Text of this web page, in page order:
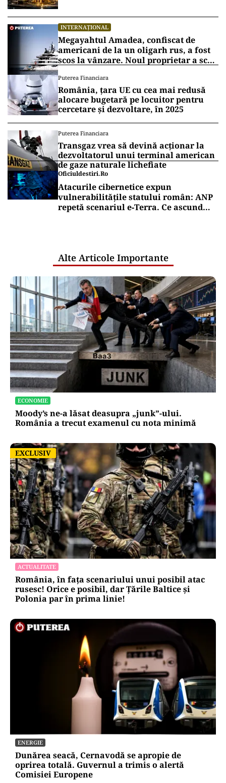
INTERNAȚIONAL
Megayahtul Amadea, confiscat de
americani de la un oligarh rus, a fost
scos la vânzare. Noul proprietar a scos
Puterea Financiara
România, țara UE cu cea mai redusă
alocare bugetară pe locuitor pentru
cercetare și dezvoltare, în 2025
Puterea Financiara
Transgaz vrea să devină acționar la
dezvoltatorul unui terminal american
de gaze naturale lichefiate
Oficiuldestiri.ro
Atacurile cibernetice expun
vulnerabilitățile statului român: ANP
repetă scenariul e‑Terra. Ce ascund
Alte Articole Importante
ECONOMIE
Moody’s ne-a lăsat deasupra „junk”-ului.
România a trecut examenul cu nota minimă
EXCLUSIV
EXCLUSIV
ACTUALITATE
România, în fața scenariului unui posibil atac
rusesc! Orice e posibil, dar Țările Baltice și
Polonia par în prima linie!
ENERGIE
Dunărea seacă, Cernavodă se apropie de
oprirea totală. Guvernul a trimis o alertă
Comisiei Europene